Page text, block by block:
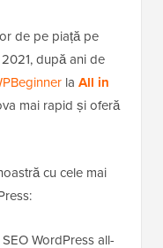
de pe piață pe
după ani de
la All in
mai rapid și oferă
cu cele mai
WordPress all-